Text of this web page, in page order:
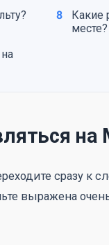
8
Какие
месте?
на
сразу к
выражена